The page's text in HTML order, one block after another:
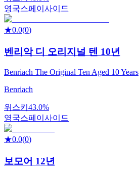
영국스페이사이드
★0.0(0)
벤리악 디 오리지널 텐 10년
Benriach The Original Ten Aged 10 Years
Benriach
위스키 43.0%
영국스페이사이드
★0.0(0)
보모어 12년